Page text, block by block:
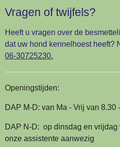
Vragen of twijfels?
Heeft u vragen over de
dat uw hond kennelhoest heeft?
06-30725230.
Openingstijden:
DAP M-D: van Ma - Vrij van 8.30
DAP N-D: op dinsdag en vrijdag
onze assistente aanwezig